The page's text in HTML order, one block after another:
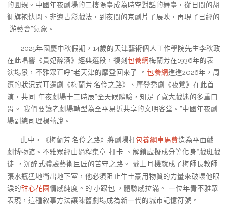
的圓規。中國年夜劇場的二樓陽臺成為時空對話的舞臺，從日間的胡
衕旗袍快閃、非遺古彩戲法，到夜間的京劇片子展映，再現了已經的
“游藝會”氣象。
2025年國慶中秋假期，14歲的天津藝術個人工作學院先生李秋政
在此唱響《貴妃醉酒》經典選段，復刻包養網梅蘭芳在1936年的表
演場景，不雅眾直呼“老天津的摩登回來了”。 包養網進進2026年，周
遭的狀況式耳邊劇《梅蘭芳·名伶之路》、摩登秀劇《夜鶯》在此首
演，共同“年夜劇場十二時辰”全天候體驗，知足了寬大戲迷的多重口
胃。“我們要讓老劇場轉型為全平易近共享的文明客堂。”中國年夜劇
場副總司理楊蕾說。
此中，《梅蘭芳·名伶之路》將劇場打包養網車馬費造為平面戲
劇博物館。不雅眾經由過程集章“打卡”、解鎖虛擬成分等化身“戲班戲
徒”，沉醉式體驗藝術巨匠的苦守之路。“戴上耳機就成了梅師長教師
張水瓶猛地衝出地下室，他必須阻止牛土豪用物質的力量來破壞他眼
淚的甜心花園情感純度。的‘小跟包’，體驗感拉滿。”一位年青不雅眾
表現，這種敘事方法讓陳舊劇場成為新一代的城市記憶符號。